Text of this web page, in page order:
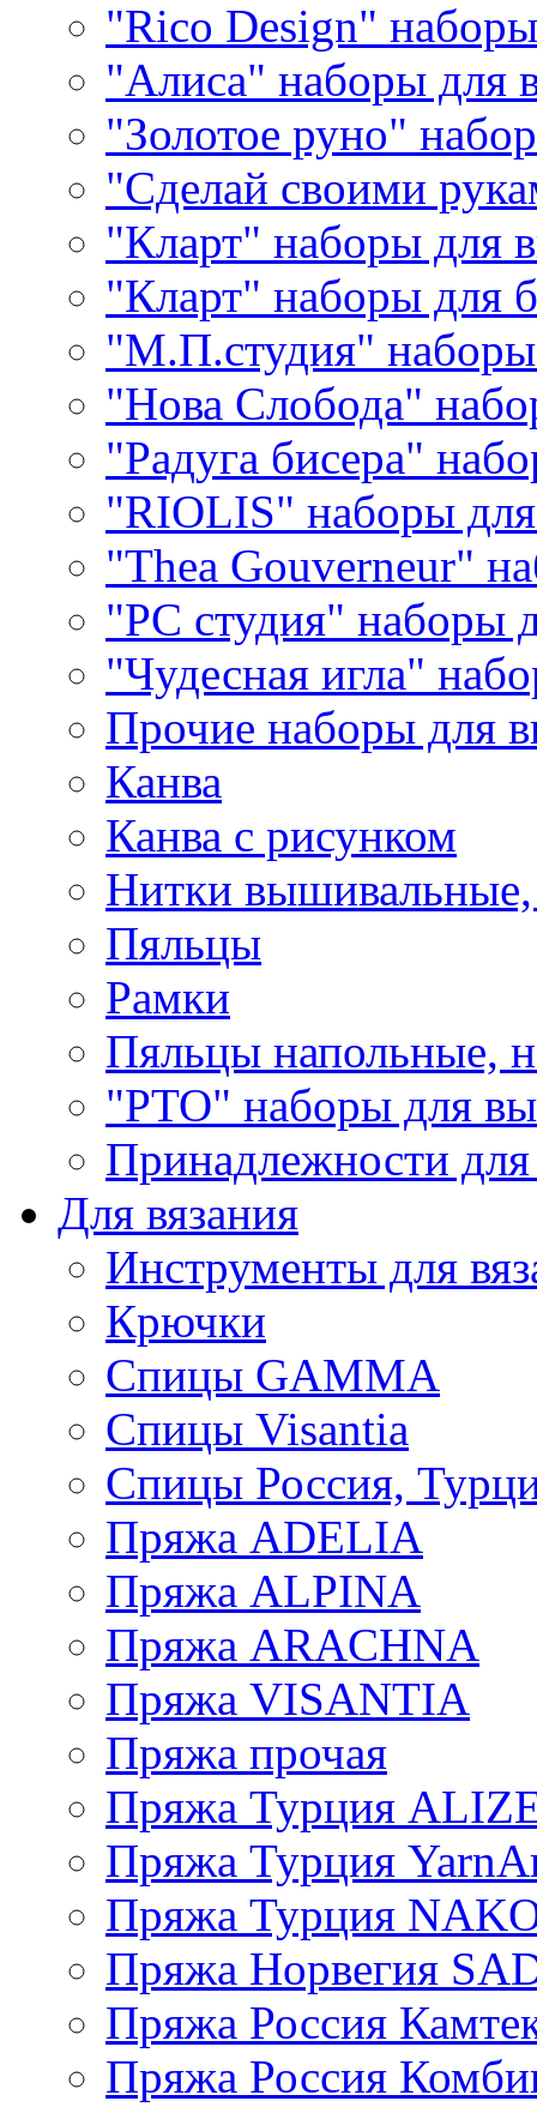
"Rico Design"
"Алиса" наборы для
"Золотое руно"
"Сделай своими
"Кларт" наборы для
"Кларт" наборы для
"М.П.студия"
"Нова Слобода"
"Радуга бисера"
"RIOLIS" наборы
"Thea Gouverneur"
"РС студия" наборы
"Чудесная игла"
Прочие наборы для
Канва
Канва с рисунком
Нитки
Пяльцы
Рамки
Пяльцы напольные,
"РТО" наборы для
Принадлежности
Для вязания
Инструменты для
Крючки
Спицы GAMMA
Спицы Visantia
Спицы Россия,
Пряжа ADELIA
Пряжа ALPINA
Пряжа ARACHNA
Пряжа VISANTIA
Пряжа прочая
Пряжа Турция
Пряжа Турция
Пряжа Турция
Пряжа Норвегия
Пряжа Россия
Пряжа Россия